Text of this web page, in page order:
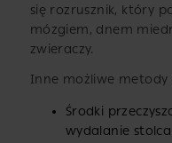
się rozrusznik, który
mózgiem, dnem
zwieraczy.
Inne możliwe
Środki
wydalanie stolca.